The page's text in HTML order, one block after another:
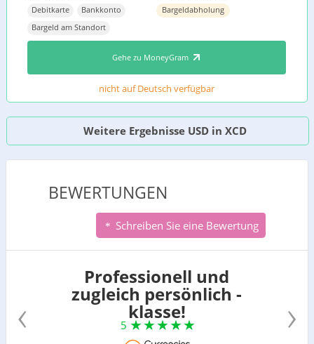
Debitkarte
Bankkonto
Bargeld am Standort
Bargeldabholung
Gehe zu MoneyGram
nicht auf Deutsch verfügbar
Weitere Ergebnisse USD in XCD
BEWERTUNGEN
Schreiben Sie eine Bewertung
Professionell und
zugleich persönlich -
klasse!
5
‹ ›